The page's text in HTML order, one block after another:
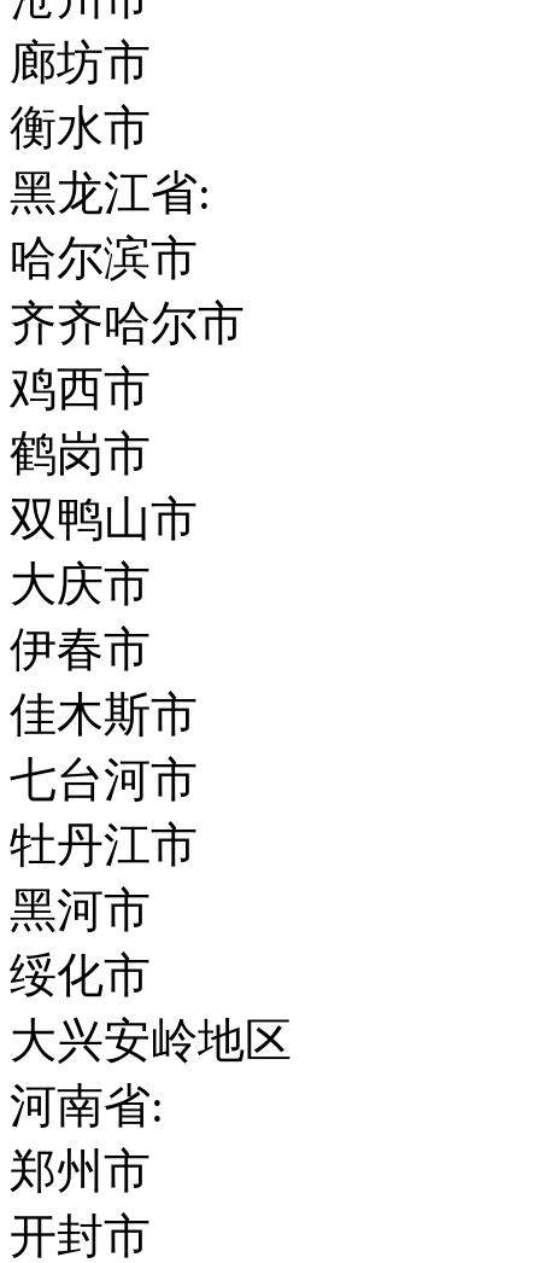
廊坊市
衡水市
黑龙江省:
哈尔滨市
齐齐哈尔市
鸡西市
鹤岗市
双鸭山市
大庆市
伊春市
佳木斯市
七台河市
牡丹江市
黑河市
绥化市
大兴安岭地区
河南省:
郑州市
开封市